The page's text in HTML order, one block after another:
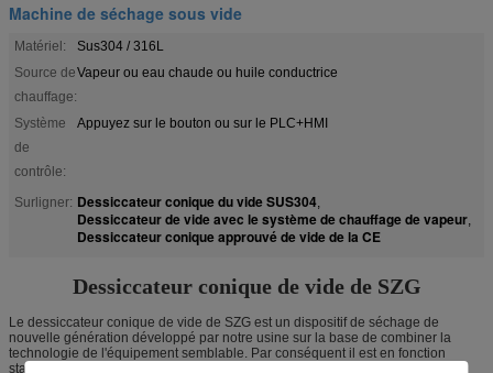
Machine de séchage sous vide
Matériel:
Sus304 / 316L
Source de
chauffage:
Vapeur ou eau chaude ou huile conductrice
Système
de
contrôle:
Appuyez sur le bouton ou sur le PLC+HMI
Surligner: Dessiccateur conique du vide SUS304,
Dessiccateur de vide avec le système de chauffage de vapeur,
Dessiccateur conique approuvé de vide de la CE
Dessiccateur conique de vide de SZG
Le dessiccateur conique de vide de SZG est un dispositif de séchage de
nouvelle génération développé par notre usine sur la base de combiner la
technologie de l'équipement semblable. Par conséquent il est en fonction
stable. Les garanties spéciales de conception deux axes réalisent la bonne